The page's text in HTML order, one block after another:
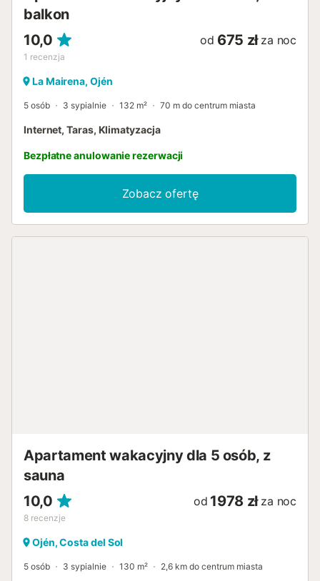
balkon
10,0
1 recenzja
od 675 zł za noc
La Mairena, Ojén
5 osób 3 sypialnie 132 m² 70 m do centrum miasta
Internet, Taras, Klimatyzacja
Bezpłatne anulowanie rezerwacji
Zobacz ofertę
Apartament wakacyjny dla 5 osób, z
sauna
10,0
8 recenzje
od 1978 zł za noc
Ojén, Costa del Sol
5 osób 3 sypialnie 130 m² 2,6 km do centrum miasta